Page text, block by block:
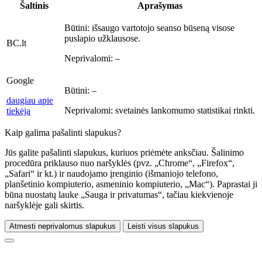
Šaltinis
Aprašymas
BC.lt
Būtini: išsaugo vartotojo seanso būseną visose
puslapio užklausose.
Neprivalomi: –
Google
daugiau apie
tiekėją
Būtini: –
Neprivalomi: svetainės lankomumo statistikai rinkti.
Kaip galima pašalinti slapukus?
Jūs galite pašalinti slapukus, kuriuos priėmėte anksčiau. Šalinimo
procedūra priklauso nuo naršyklės (pvz. „Chrome“, „Firefox“,
„Safari“ ir kt.) ir naudojamo įrenginio (išmaniojo telefono,
planšetinio kompiuterio, asmeninio kompiuterio, „Mac“). Paprastai ji
būna nuostatų lauke „Sauga ir privatumas“, tačiau kiekvienoje
naršyklėje gali skirtis.
Atmesti neprivalomus slapukus Leisti visus slapukus